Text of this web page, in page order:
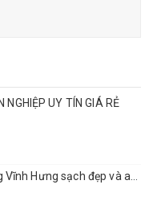
giặt.
của thảm đã được dán
chuyên dụng dành riêng
NGHIỆP UY TÍN GIÁ RẺ
Dịch vụ giặt thảm ở phường Vĩnh Hưng sạch đẹp và an toàn 2026